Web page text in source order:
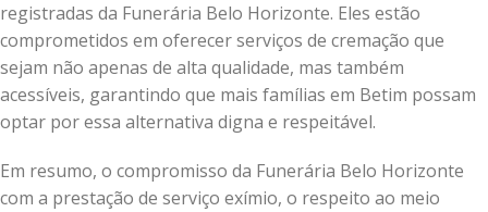
registradas da Funerária Belo Horizonte. Eles estão
comprometidos em oferecer serviços de cremação que
sejam não apenas de alta qualidade, mas também
acessíveis, garantindo que mais famílias em Betim possam
optar por essa alternativa digna e respeitável.
Em resumo, o compromisso da Funerária Belo Horizonte
com a prestação de serviço exímio, o respeito ao meio